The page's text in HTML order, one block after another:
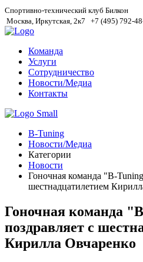
Спортивно-технический клуб Билкон
Москва, Иркутская, 2к7
+7 (495) 792-
Команда
Услуги
Сотрудничество
Новости/Медиа
Контакты
B-Tuning
Новости/Медиа
Категории
Новости
Гоночная команда "B-
шестнадцатилетием
Гоночная команда
поздравляет с
Кирилла Овчаренко